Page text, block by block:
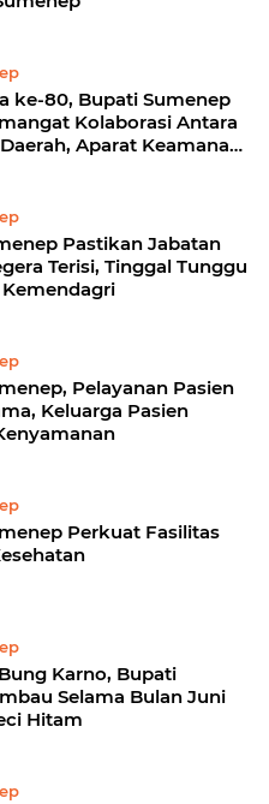
Sumenep
Kolaborasi Antara
Aparat Keamanan,
Masyarakat
Pastikan Jabatan
Terisi, Tinggal Tunggu
Pelayanan Pasien
Keluarga Pasien
Perkuat Fasilitas
Karno, Bupati
Selama Bulan Juni
Hitam